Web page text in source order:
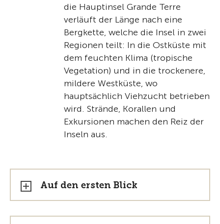
die Hauptinsel Grande Terre
verläuft der Länge nach eine
Bergkette, welche die Insel in zwei
Regionen teilt: In die Ostküste mit
dem feuchten Klima (tropische
Vegetation) und in die trockenere,
mildere Westküste, wo
hauptsächlich Viehzucht betrieben
wird. Strände, Korallen und
Exkursionen machen den Reiz der
Inseln aus.
Auf den ersten Blick